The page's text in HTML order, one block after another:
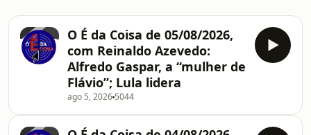
O É da Coisa de 05/08/2026,
com Reinaldo Azevedo:
Alfredo Gaspar, a “mulher de
Flávio”; Lula lidera
ago 5, 2026 5044